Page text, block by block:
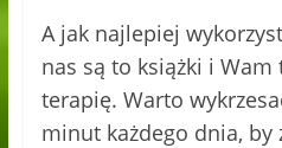
A jak najlepiej
nas są to książki i Wam
terapię. Warto
minut każdego dnia, by